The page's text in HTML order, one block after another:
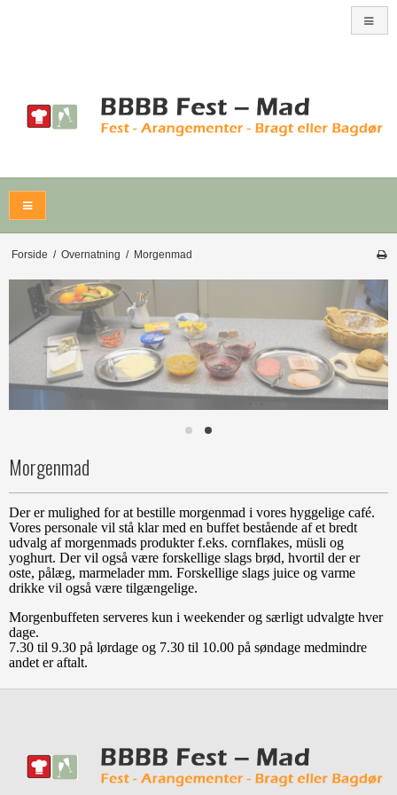
Forside / Overnatning / Morgenmad
Morgenmad
Der er mulighed for at bestille morgenmad i vores hyggelige café.
Vores personale vil stå klar med en buffet bestående af et bredt
udvalg af morgenmads produkter f.eks. cornflakes, müsli og
yoghurt. Der vil også være forskellige slags brød, hvortil der er
oste, pålæg, marmelader mm. Forskellige slags juice og varme
drikke vil også være tilgængelige.
Morgenbuffeten serveres kun i weekender og særligt udvalgte hver
dage.
7.30 til 9.30 på lørdage og 7.30 til 10.00 på søndage medmindre
andet er aftalt.